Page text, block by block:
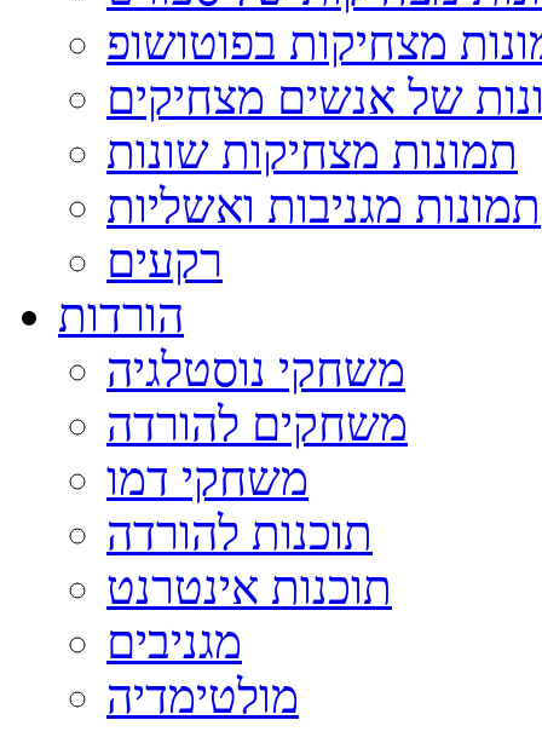
מצחיקות בפוטושופ
של אנשים מצחיקים
תמונות מצחיקות שונות
תמונות מגניבות ואשליות
רקעים
הורדות
משחקי נוסטלגיה
משחקים להורדה
משחקי דמו
תוכנות להורדה
תוכנות אינטרנט
מגניבים
מולטימדיה